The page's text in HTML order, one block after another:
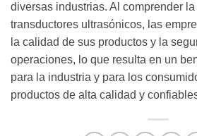
diversas industrias. Al comprender
transductores ultrasónicos, las
la calidad de sus productos y la
operaciones, lo que resulta en un
para la industria y para los
productos de alta calidad y